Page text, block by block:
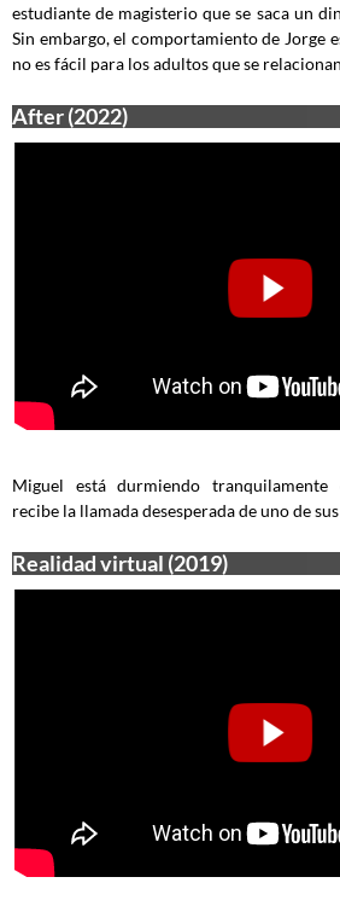
estudiante de magisterio que se saca un
Sin embargo, el comportamiento de Jorge
no es fácil para los adultos que se
After (2022)
Miguel está durmiendo tranquilamente
recibe la llamada desesperada de uno de
Realidad virtual (2019)